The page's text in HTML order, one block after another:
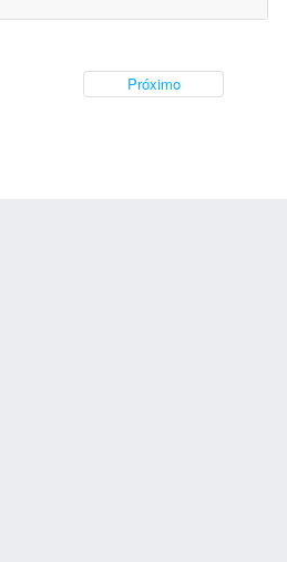
Próximo